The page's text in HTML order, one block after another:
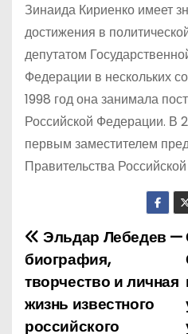
Зинаида Кириенко имеет
достижения в
депутатом
Федерации в нескольких
1998 год она занимала
Российской Федерации. В
первым заместителем
Правительства
Н
а
в
Эльдар Лебедев —
биография,
творчество и личная
жизнь известного
российского